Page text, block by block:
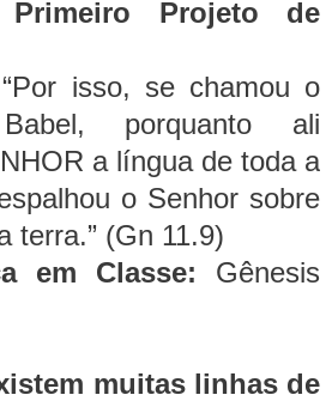
Projeto de
“Por isso, se chamou o
porquanto ali
a língua de toda a
o Senhor sobre
terra.” (Gn 11.9)
em Classe: Gênesis
muitas linhas de